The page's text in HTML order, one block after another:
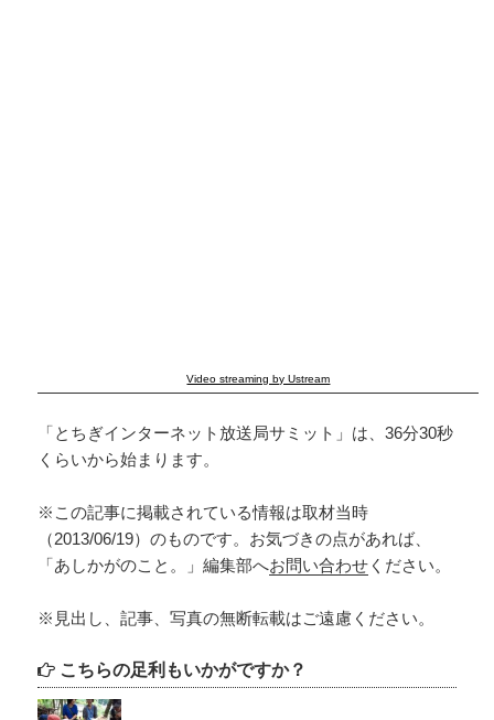
Video streaming by Ustream
「とちぎインターネット放送局サミット」は、36分30秒
くらいから始まります。
※この記事に掲載されている情報は取材当時
（2013/06/19）のものです。お気づきの点があれば、
「あしかがのこと。」編集部へお問い合わせ ください。
※見出し、記事、写真の無断転載はご遠慮ください。
こちらの足利もいかがですか？